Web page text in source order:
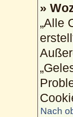
»
„Alle
Nach